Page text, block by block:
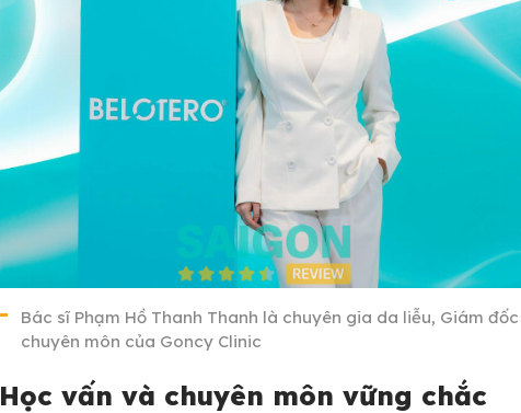
Bác sĩ Phạm Hồ Thanh Thanh là chuyên gia da liễu, Giám đốc
chuyên môn của Goncy Clinic
Học vấn và chuyên môn vững chắc